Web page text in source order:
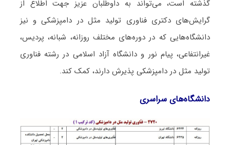
گذشته است، می‌تواند به داوطلبان عزیز جهت اطلاع از
گرایش‌های دکتری ﻓﻨﺎوری ﺗﻮﻟﻴﺪ ﻣﺜﻞ در داﻣﭙﺰشکی و نیز
دانشگاه‌هایی که در دوره‌های مختلف روزانه، شبانه، پردیس،
غیرانتفاعی، پیام نور و دانشگاه آزاد اﺳﻼمی در رشته ﻓﻨﺎوری
ﺗﻮﻟﻴﺪ ﻣﺜﻞ در داﻣﭙﺰشکی پذیرش دارند، کمک کند.
دانشگاه‌های سراسری